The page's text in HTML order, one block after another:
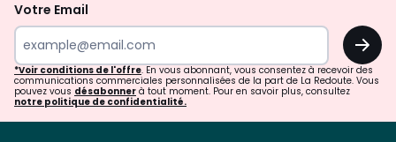
Votre Email
OK
*Voir conditions de l'offre. En vous abonnant, vous consentez à recevoir des
communications commerciales personnalisées de la part de La Redoute. Vous
pouvez vous désabonner à tout moment. Pour en savoir plus, consultez
notre politique de confidentialité.